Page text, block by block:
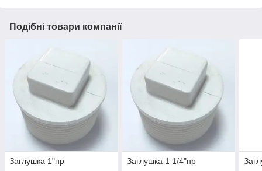
Подібні товари компанії
Заглушка 1"нр Заглушка 1 1/4"нр